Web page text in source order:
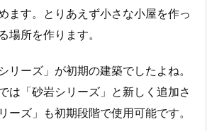
ます。とりあえず小さな小屋を作っ
場所を作ります。
リーズ」が初期の建築でしたよね。
は「砂岩シリーズ」と新しく追加さ
ーズ」も初期段階で使用可能です。